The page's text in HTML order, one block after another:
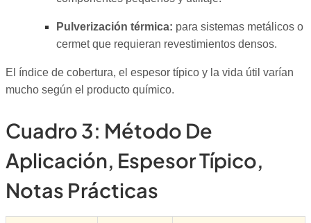
Pulverización térmica: para sistemas metálicos o
cermet que requieran revestimientos densos.
El índice de cobertura, el espesor típico y la vida útil varían
mucho según el producto químico.
Cuadro 3: Método De
Aplicación, Espesor Típico,
Notas Prácticas